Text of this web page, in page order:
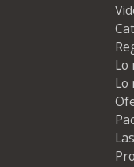
Lo
Lo